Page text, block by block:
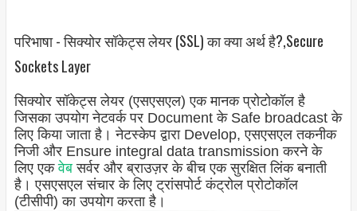
परिभाषा - सिक्योर सॉकेट्स लेयर (SSL) का क्या अर्थ है?,Secure
Sockets Layer
सिक्योर सॉकेट्स लेयर (एसएसएल) एक मानक प्रोटोकॉल है
जिसका उपयोग नेटवर्क पर Document के Safe broadcast के
लिए किया जाता है। नेटस्केप द्वारा Develop, एसएसएल तकनीक
निजी और Ensure integral data transmission करने के
लिए एकवेबसर्वर और ब्राउज़र के बीच एक सुरक्षित लिंक बनाती
है। एसएसएल संचार के लिए ट्रांसपोर्ट कंट्रोल प्रोटोकॉल
(टीसीपी) का उपयोग करता है।